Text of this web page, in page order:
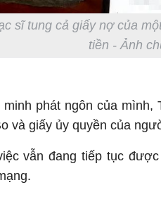
sĩ tung cả giấy nợ của
tiền - Ảnh
phát ngôn của
và giấy ủy quyền của
vẫn đang tiếp tục